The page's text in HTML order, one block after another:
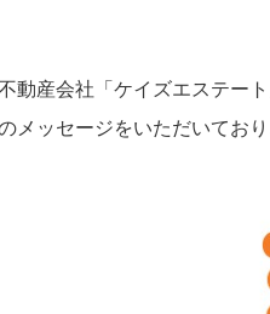
動産会社「ケイズエステー
メッセージをいただいてお